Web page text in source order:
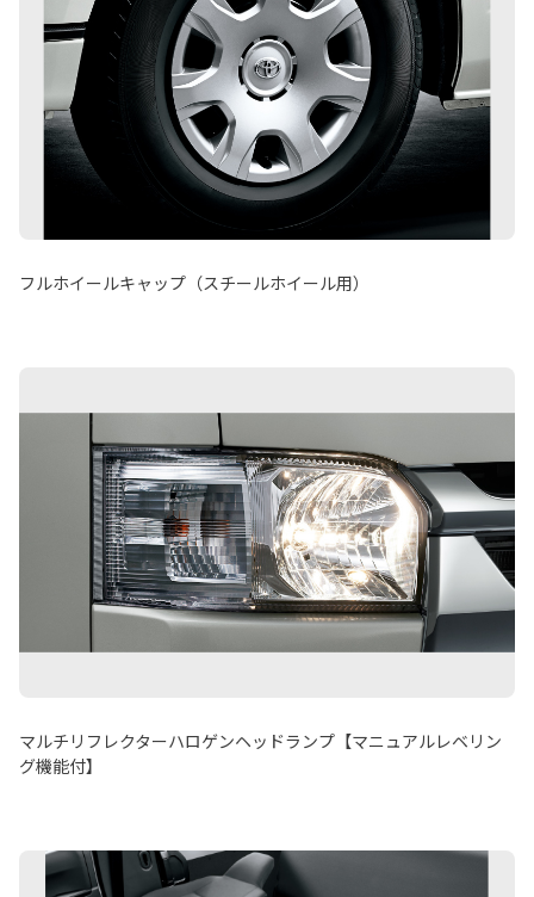
フルホイールキャップ（スチールホイール用）
マルチリフレクターハロゲンヘッドランプ【マニュアルレベリン
グ機能付】